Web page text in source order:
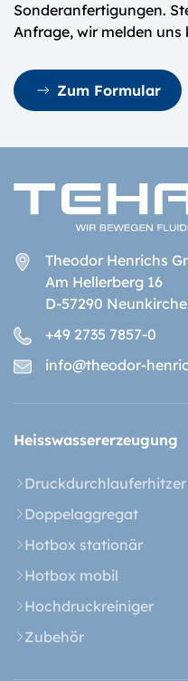
Sonderanfertigungen.
Anfrage, wir melden
Zum Formular
Theodor Henrichs
Am Hellerberg 16
D-57290
+49 2735 7857-0
info@theodor-
Heisswasser­erzeugung
Druckdurchlauferhitzer
Doppelaggregat
Hotbox stationär
Hotbox mobil
Hochdruckreiniger
Zubehör